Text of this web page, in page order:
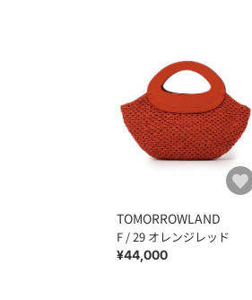
TOMORROWLAND
F / 29 オレンジレッド
¥44,000